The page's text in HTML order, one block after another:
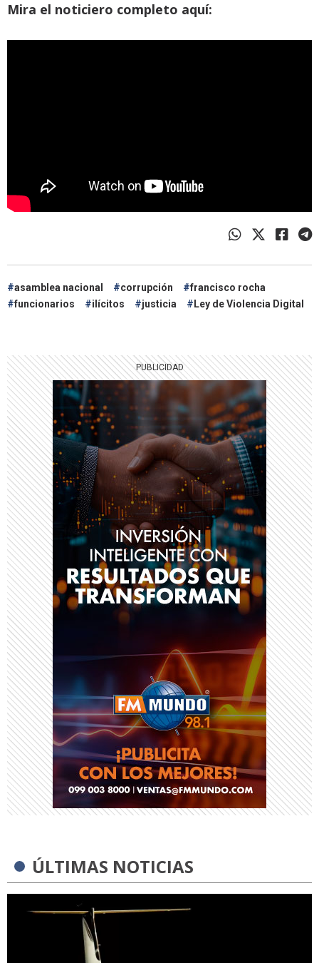
Mira el noticiero completo aquí:
asamblea nacional corrupción
francisco rocha
funcionarios
ilícitos justicia Ley de Violencia Digital
ÚLTIMAS NOTICIAS